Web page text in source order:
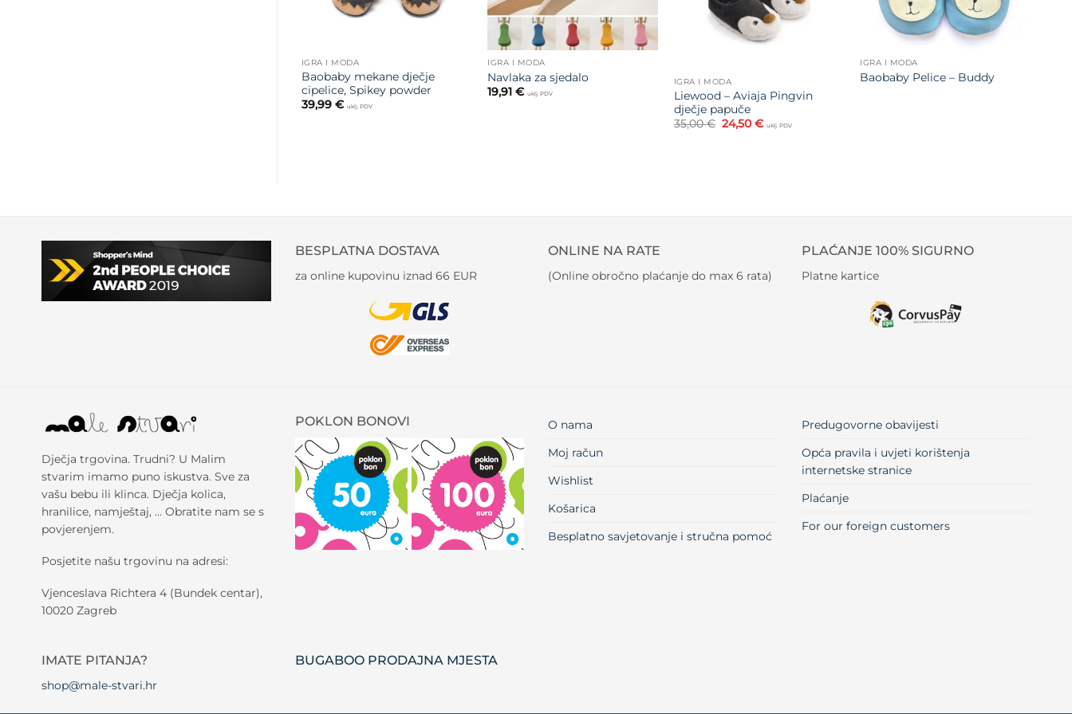
IGRA I MODA
Baobaby mekane dječje
cipelice, Spikey powder
39,99 € uklj. PDV
IGRA I MODA
Navlaka za sjedalo
19,91€ uklj. PDV
IGRA I MODA
Liewood – Aviaja Pingvin
dječje papuče
35,00€ Izvorna
cijena
24,50€Trenutna
cijena
uklj. PDV
IGRA I MODA
Baobaby Pelice – Buddy
BESPLATNA DOSTAVA
za online kupovinu iznad 66 EUR
ONLINE NA RATE
(Online obročno plaćanje do max 6 rata)
PLAĆANJE 100% SIGURNO
Platne kartice
Dječja trgovina. Trudni? U Malim
stvarim imamo puno iskustva. Sve za
vašu bebu ili klinca. Dječja kolica,
hranilice, namještaj, … Obratite nam se s
povjerenjem.
Posjetite našu trgovinu na adresi:
Vjenceslava Richtera 4 (Bundek centar),
10020 Zagreb
POKLON BONOVI
O nama
Moj račun
Wishlist
Košarica
Besplatno savjetovanje i stručna pomoć
Predugovorne obavijesti
Opća pravila i uvjeti korištenja
internetske stranice
Plaćanje
For our foreign customers
IMATE PITANJA?
shop@male-stvari.hr
BUGABOO PRODAJNA MJESTA